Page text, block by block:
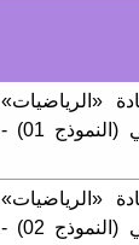
«الرياضيات»
للمستوى الأول ابتدائي (النموذج 01) -
«الرياضيات»
للمستوى الأول ابتدائي (النموذج 02) -